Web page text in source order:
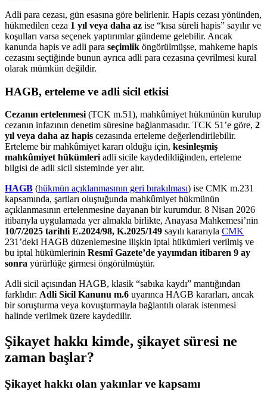
Adli para cezası, gün esasına göre belirlenir. Hapis cezası yönünden,
hükmedilen ceza 1 yıl veya daha az ise “kısa süreli hapis” sayılır ve
koşulları varsa seçenek yaptırımlar gündeme gelebilir. Ancak
kanunda hapis ve adli para seçimlik öngörülmüşse, mahkeme hapis
cezasını seçtiğinde bunun ayrıca adli para cezasına çevrilmesi kural
olarak mümkün değildir.
HAGB, erteleme ve adli sicil etkisi
Cezanın ertelenmesi (TCK m.51), mahkûmiyet hükmünün kurulup
cezanın infazının denetim süresine bağlanmasıdır. TCK 51’e göre, 2
yıl veya daha az hapis cezasında erteleme değerlendirilebilir.
Erteleme bir mahkûmiyet kararı olduğu için, kesinleşmiş
mahkûmiyet hükümleri adli sicile kaydedildiğinden, erteleme
bilgisi de adli sicil sisteminde yer alır.
HAGB (hükmün açıklanmasının geri bırakılması) ise CMK m.231
kapsamında, şartları oluştuğunda mahkûmiyet hükmünün
açıklanmasının ertelenmesine dayanan bir kurumdur. 8 Nisan 2026
itibarıyla uygulamada yer almakla birlikte, Anayasa Mahkemesi’nin
10/7/2025 tarihli E.2024/98, K.2025/149 sayılı kararıyla CMK
231’deki HAGB düzenlemesine ilişkin iptal hükümleri verilmiş ve
bu iptal hükümlerinin Resmî Gazete’de yayımdan itibaren 9 ay
sonra yürürlüğe girmesi öngörülmüştür.
Adli sicil açısından HAGB, klasik “sabıka kaydı” mantığından
farklıdır: Adli Sicil Kanunu m.6 uyarınca HAGB kararları, ancak
bir soruşturma veya kovuşturmayla bağlantılı olarak istenmesi
halinde verilmek üzere kaydedilir.
Şikayet hakkı kimde, şikayet süresi ne
zaman başlar?
Şikayet hakkı olan yakınlar ve kapsamı